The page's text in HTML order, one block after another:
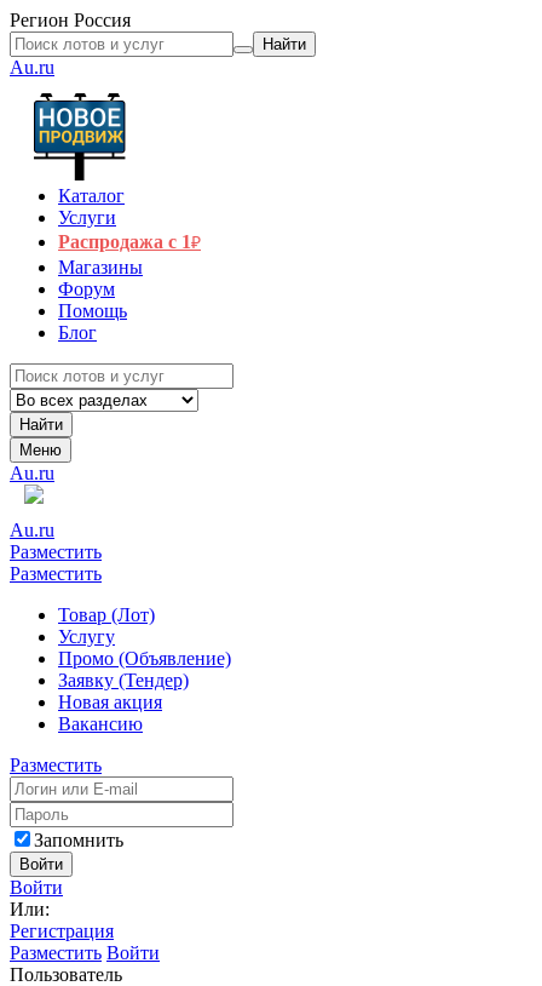
Регион Россия
Найти
Au.ru
Каталог
Услуги
Распродажа с 1₽
Магазины
Форум
Помощь
Блог
Найти
Меню
Au.ru
Au.ru
Разместить
Разместить
Товар (Лот)
Услугу
Промо (Объявление)
Заявку (Тендер)
Новая акция
Вакансию
Разместить
Запомнить
Войти
Войти
Или:
Регистрация
Разместить Войти
Пользователь